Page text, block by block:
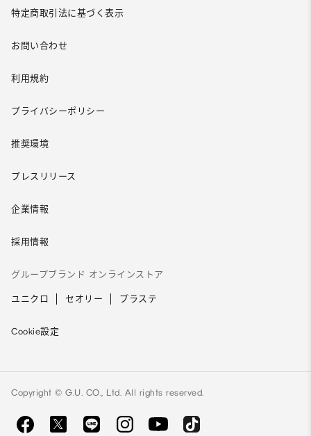
特定商取引法に基づく表示
お問い合わせ
利用規約
プライバシーポリシー
推奨環境
プレスリリース
企業情報
採用情報
グループブランド オンラインストア
ユニクロ セオリー プラステ
Cookie設定
Copyright © G.U. CO., Ltd. All rights reserved.